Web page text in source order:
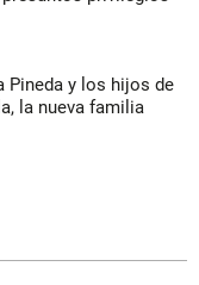
Pineda y los hijos de
la nueva familia